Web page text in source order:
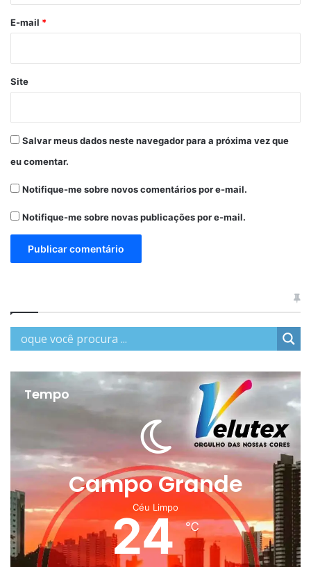
*
E-mail *
Site
Salvar meus dados neste navegador para a próxima vez que
eu comentar.
Notifique-me sobre novos comentários por e-mail.
Notifique-me sobre novas publicações por e-mail.
Tempo
Campo Grande
Céu Limpo
24℃